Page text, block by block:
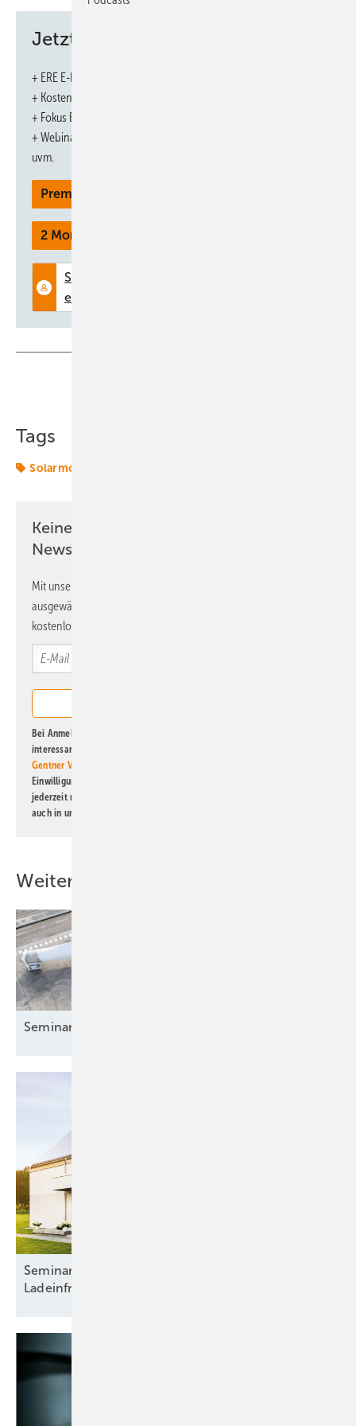
Jetzt weiterlesen und profitieren.
+ ERE E-Paper-Ausgabe – jeden Monat neu
+ Kostenfreien Zugang zu unserem Online-Archiv
+ Fokus ERE: Sonderhefte (PDF)
+ Webinare und Veranstaltungen mit Rabatten
uvm.
Premium Mitgliedschaft
2 Monate kostenlos testen
Tags
Solarmodule
Keine Zeit? Kein Problem mit dem ERE
Newsletter!
Mit unserem Newsletter erhalten Sie regelmäßig von uns
ausgewählte Informationen und Neuigkeiten, gebündelt und
kostenlos direkt ins Postfach.
Bei Anmeldung zu diesem Newsletter bin ich damit einverstanden, über
interessante Verlags- und Online-Angebote
Gentner Verlag GmbH & Co. KG
Einwilligung kann ich jederzeit widerrufen und eine Abmeldung ist
jederzeit möglich. Informationen zum Umgang mit Daten finden Sie
auch in unserer
Weitere Inhalte
Seminar: Grundlagen der
Seminar: Smart charging – Zukunft der
Ladeinfrastruktur